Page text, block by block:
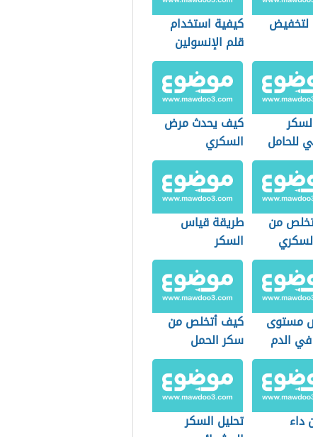
كيفية استخدام
قلم الإنسولين
للحامل
كيف يحدث مرض
السكري
من
طريقة قياس
السكر
مستوى
الدم
كيف أتخلص من
سكر الحمل
داء
تحليل السكر